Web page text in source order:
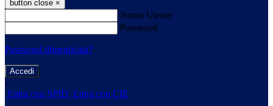
button close ×
Nome Utente
Password
Password dimenticata?
-
Entra con SPID Entra con CIE